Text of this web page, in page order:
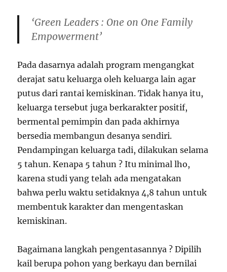
‘Green Leaders : One on One Family
Empowerment’
Pada dasarnya adalah program mengangkat
derajat satu keluarga oleh keluarga lain agar
putus dari rantai kemiskinan. Tidak hanya itu,
keluarga tersebut juga berkarakter positif,
bermental pemimpin dan pada akhirnya
bersedia membangun desanya sendiri.
Pendampingan keluarga tadi, dilakukan selama
5 tahun. Kenapa 5 tahun ? Itu minimal lho,
karena studi yang telah ada mengatakan
bahwa perlu waktu setidaknya 4,8 tahun untuk
membentuk karakter dan mengentaskan
kemiskinan.
Bagaimana langkah pengentasannya ? Dipilih
kail berupa pohon yang berkayu dan bernilai